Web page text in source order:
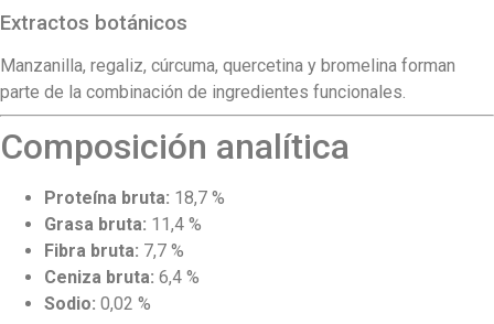
Extractos botánicos
Manzanilla, regaliz, cúrcuma, quercetina y bromelina forman
parte de la combinación de ingredientes funcionales.
Composición analítica
Proteína bruta: 18,7 %
Grasa bruta: 11,4 %
Fibra bruta: 7,7 %
Ceniza bruta: 6,4 %
Sodio: 0,02 %